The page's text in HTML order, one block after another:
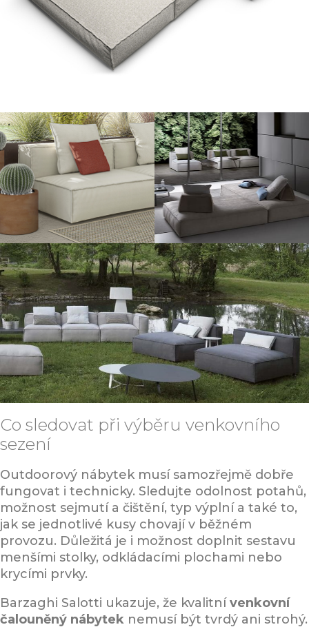
Co sledovat při výběru venkovního
sezení
Outdoorový nábytek musí samozřejmě dobře
fungovat i technicky. Sledujte odolnost potahů,
možnost sejmutí a čištění, typ výplní a také to,
jak se jednotlivé kusy chovají v běžném
provozu. Důležitá je i možnost doplnit sestavu
menšími stolky, odkládacími plochami nebo
krycími prvky.
Barzaghi Salotti ukazuje, že kvalitnívenkovní
čalouněný nábytek nemusí být tvrdý ani strohý.